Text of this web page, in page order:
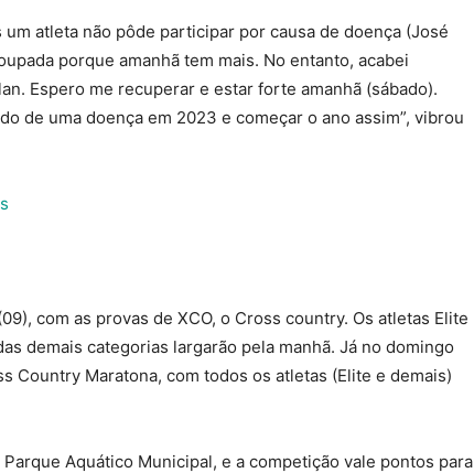
atleta não pôde participar por causa de doença (José
porque amanhã tem mais. No entanto, acabei
Espero me recuperar e estar forte amanhã (sábado).
de uma doença em 2023 e começar o ano assim”, vibrou
com as provas de XCO, o Cross country. Os atletas Elite
demais categorias largarão pela manhã. Já no domingo
Country Maratona, com todos os atletas (Elite e demais)
Aquático Municipal, e a competição vale pontos para